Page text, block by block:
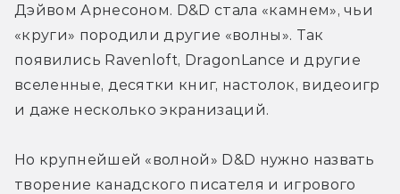
Дэйвом Арнесоном. D&D стала «камнем», чьи
«круги» породили другие «волны». Так
появились Ravenloft, DragonLance и другие
вселенные, десятки книг, настолок, видеоигр
и даже несколько экранизаций.
Но крупнейшей «волной» D&D нужно назвать
творение канадского писателя и игрового